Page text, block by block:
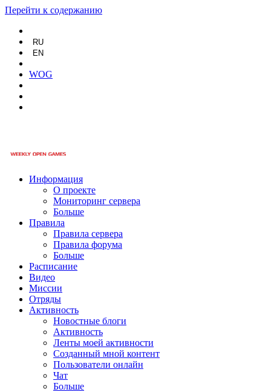
Перейти к содержанию
RU
EN
WOG
Информация
О проекте
Мониторинг сервера
Больше
Правила
Правила сервера
Правила форума
Больше
Расписание
Видео
Миссии
Отряды
Активность
Новостные блоги
Активность
Ленты моей активности
Созданный мной контент
Пользователи онлайн
Чат
Больше